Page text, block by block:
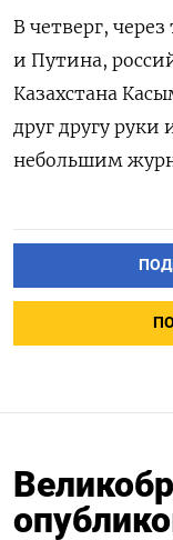
В четверг,
и Путина,
Казахстана
друг другу
небольшим